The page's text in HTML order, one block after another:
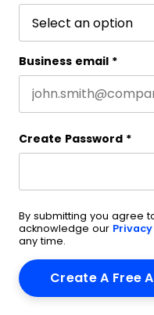
Business email *
Create Password *
By submitting you agree
acknowledge our
any time.